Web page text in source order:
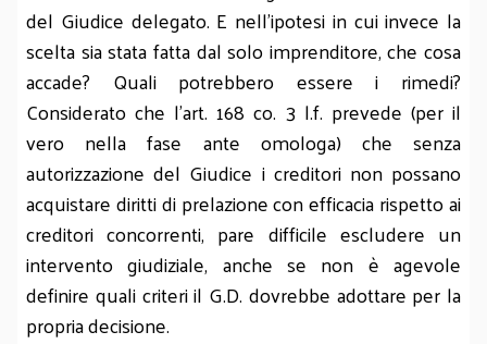
del Giudice delegato. E nell'ipotesi in cui invece la
scelta sia stata fatta dal solo imprenditore, che cosa
accade? Quali potrebbero essere i rimedi?
Considerato che l'art. 168 co. 3 l.f. prevede (per il
vero nella fase ante omologa) che senza
autorizzazione del Giudice i creditori non possano
acquistare diritti di prelazione con efficacia rispetto ai
creditori concorrenti, pare difficile escludere un
intervento giudiziale, anche se non è agevole
definire quali criteri il G.D. dovrebbe adottare per la
propria decisione.